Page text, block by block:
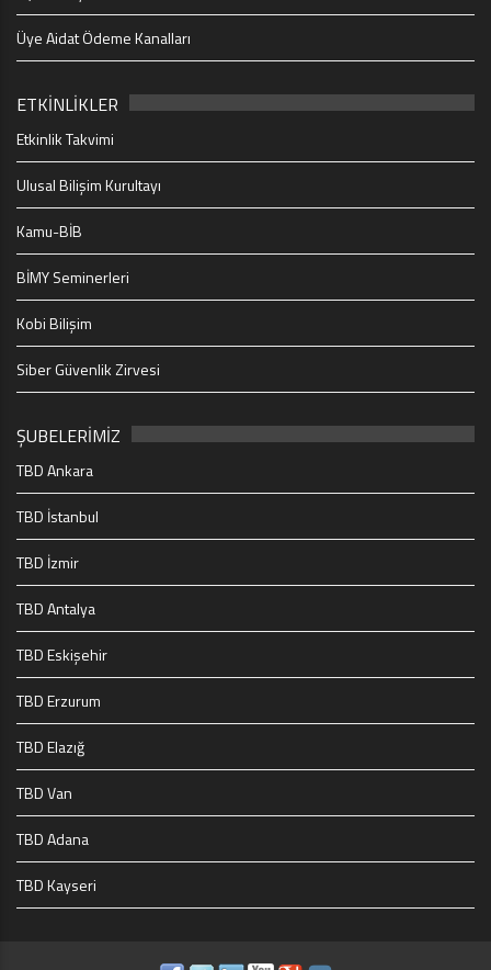
Üye Aidat Ödeme Kanalları
ETKİNLİKLER
Etkinlik Takvimi
Ulusal Bilişim Kurultayı
Kamu-BİB
BİMY Seminerleri
Kobi Bilişim
Siber Güvenlik Zirvesi
ŞUBELERİMİZ
TBD Ankara
TBD İstanbul
TBD İzmir
TBD Antalya
TBD Eskişehir
TBD Erzurum
TBD Elazığ
TBD Van
TBD Adana
TBD Kayseri